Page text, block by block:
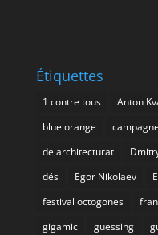
Étiquettes
1 contre tous Anton
blue orange
campagne
de architecturat
dés
Egor Nikolaev
festival octogones
gigamic
guessing